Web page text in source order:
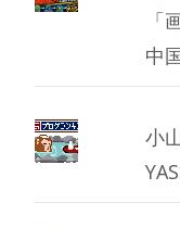
「
中
小